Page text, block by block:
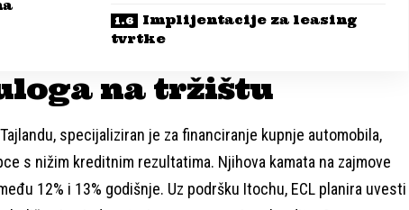
Implijentacije za leasing
tvrtke
na tržištu
specijaliziran je za financiranje kupnje automobila,
s nižim kreditnim rezultatima. Njihova kamata na zajmove
12% i 13% godišnje. Uz podršku Itochu, ECL planira uvesti